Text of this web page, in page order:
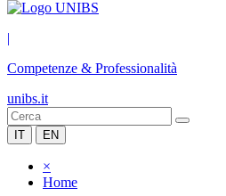
|
Competenze & Professionalità
unibs.it
IT EN
×
Home